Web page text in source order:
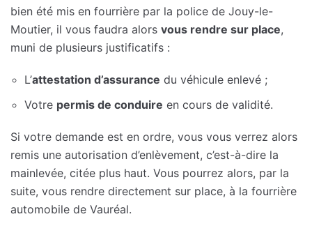
bien été mis en fourrière par la police de Jouy-le-
Moutier, il vous faudra alors vous rendre sur place,
muni de plusieurs justificatifs :
L’attestation d’assurance du véhicule enlevé ;
Votre permis de conduire en cours de validité.
Si votre demande est en ordre, vous vous verrez alors
remis une autorisation d’enlèvement, c’est-à-dire la
mainlevée, citée plus haut. Vous pourrez alors, par la
suite, vous rendre directement sur place, à la fourrière
automobile de Vauréal.